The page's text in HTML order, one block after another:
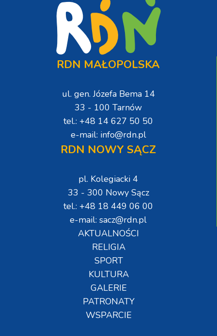
RDN MAŁOPOLSKA
ul. gen. Józefa Bema 14
33 - 100 Tarnów
tel.: +48 14 627 50 50
e-mail: info@rdn.pl
RDN NOWY SĄCZ
pl. Kolegiacki 4
33 - 300 Nowy Sącz
tel.: +48 18 449 06 00
e-mail: sacz@rdn.pl
AKTUALNOŚCI
RELIGIA
SPORT
KULTURA
GALERIE
PATRONATY
WSPARCIE